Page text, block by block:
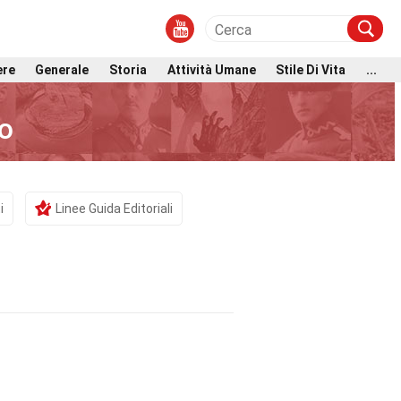
Generale Storia Attività Umane Stile Di Vita ...
Linee Guida Editoriali